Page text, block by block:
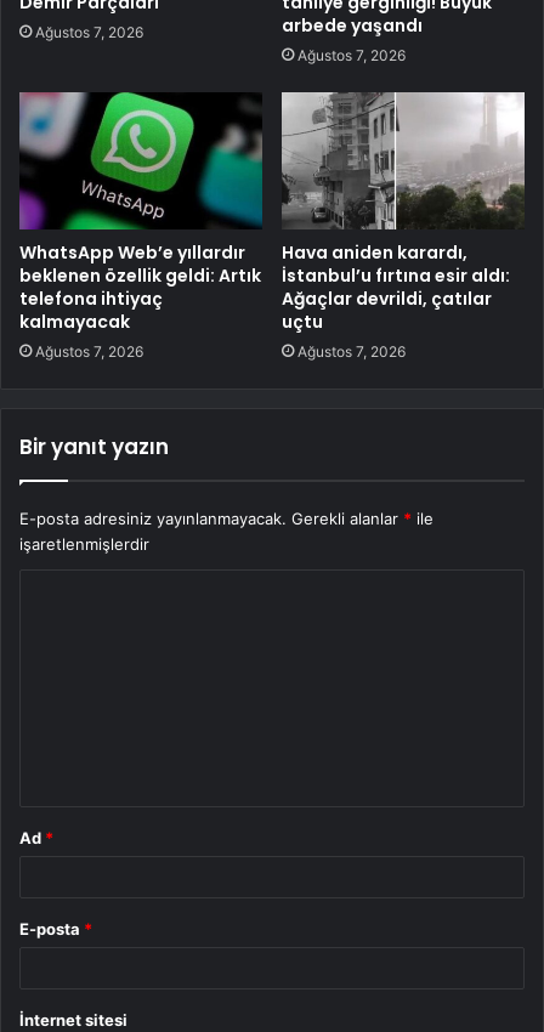
Ağustos 7, 2026
arbede yaşandı
Ağustos 7, 2026
WhatsApp Web’e yıllardır
beklenen özellik geldi: Artık
telefona ihtiyaç
kalmayacak
Ağustos 7, 2026
Hava aniden karardı,
İstanbul’u fırtına esir aldı:
Ağaçlar devrildi, çatılar
uçtu
Ağustos 7, 2026
Bir yanıt yazın
E-posta adresiniz yayınlanmayacak. Gerekli alanlar * ile
işaretlenmişlerdir
Ad *
E-posta *
İnternet sitesi